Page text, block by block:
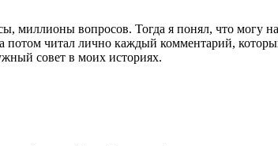
миллионы вопросов. Тогда я понял, что могу
потом читал лично каждый комментарий,
совет в моих историях.